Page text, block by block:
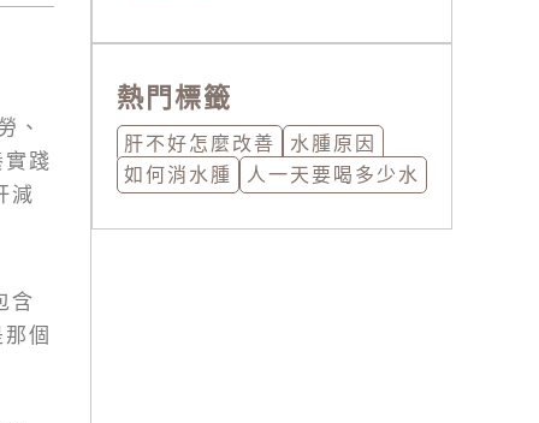
、
踐
減
含
個
熱門標籤
肝不好怎麼改善
水腫原因
如何消水腫
人一天要喝多少水